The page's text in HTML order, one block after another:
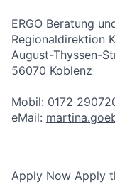
ERGO Beratung
Regionaldirektion
August-Thyssen-
56070 Koblenz
Mobil: 0172
eMail:
Apply Now Apply